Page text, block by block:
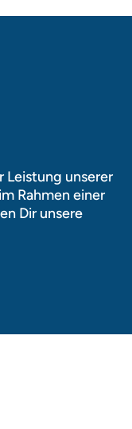
Leistung unserer
Rahmen einer
Dir unsere